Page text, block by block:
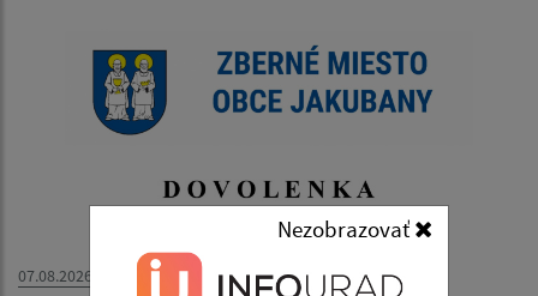
Nezobrazovať
07.08.2026